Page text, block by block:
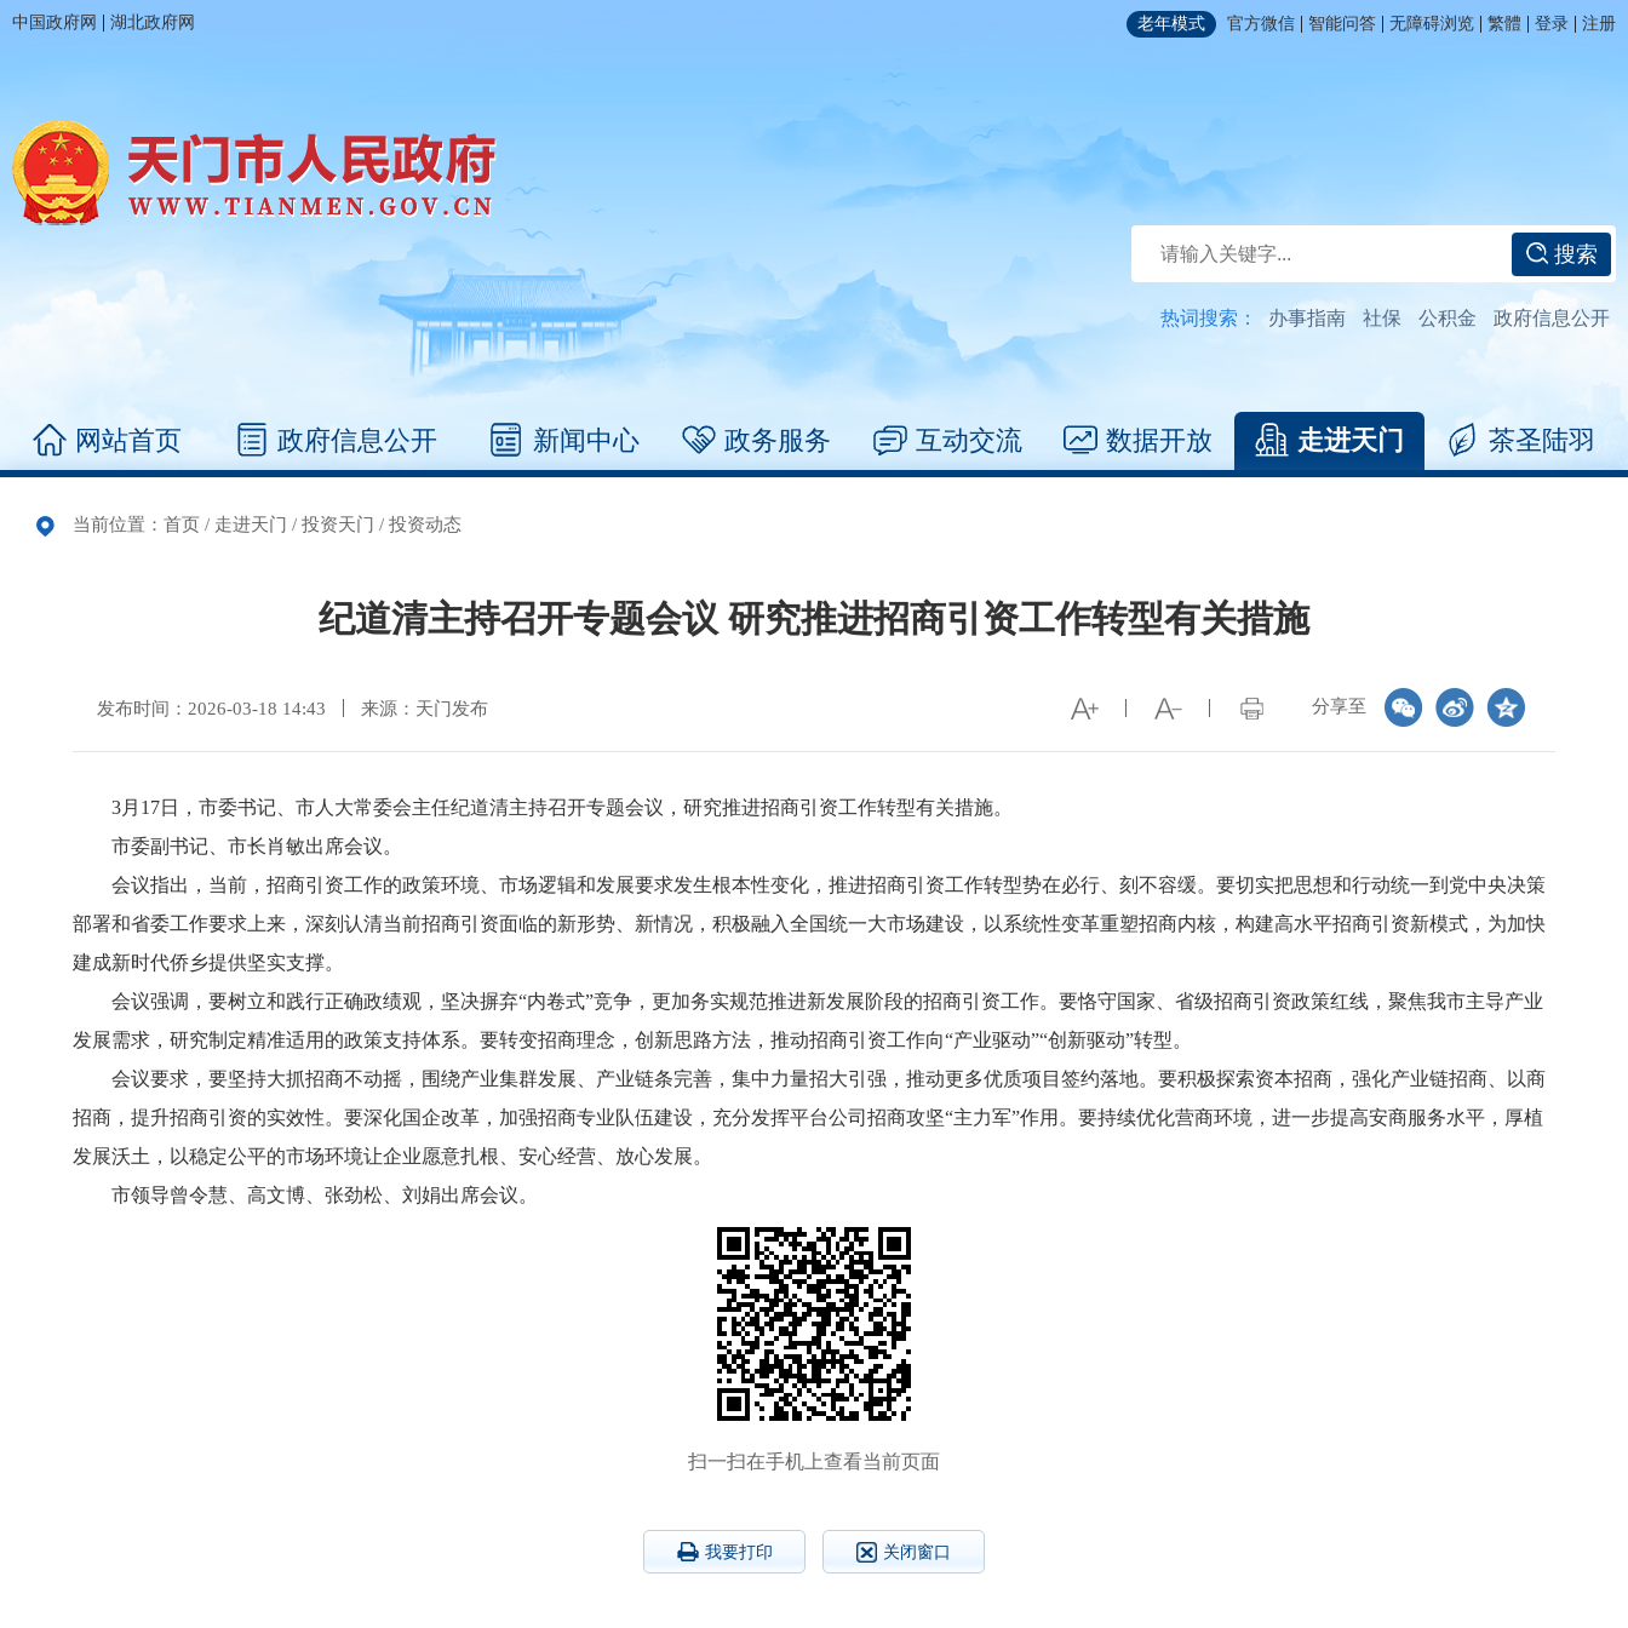
中国政府网 | 湖北政府网 老年模式 官方微信 | 智能问答 | 无障碍浏览 | 繁體 | 登录 | 注册
搜索
热词搜索： 办事指南 社保 公积金 政府信息公开
网站首页 政府信息公开 新闻中心 政务服务 互动交流 数据开放 走进天门 茶圣陆羽
当前位置： 首页 / 走进天门 / 投资天门 / 投资动态
纪道清主持召开专题会议 研究推进招商引资工作转型有关措施
分享至
发布时间：2026-03-18 14:43 来源：天门发布
3月17日，市委书记、市人大常委会主任纪道清主持召开专题会议，研究推进招商引资工作转型有关措施。
市委副书记、市长肖敏出席会议。
会议指出，当前，招商引资工作的政策环境、市场逻辑和发展要求发生根本性变化，推进招商引资工作转型势在必行、刻不容缓。要切实把思想和行动统一到党中央决策
部署和省委工作要求上来，深刻认清当前招商引资面临的新形势、新情况，积极融入全国统一大市场建设，以系统性变革重塑招商内核，构建高水平招商引资新模式，为加快
建成新时代侨乡提供坚实支撑。
会议强调，要树立和践行正确政绩观，坚决摒弃“内卷式”竞争，更加务实规范推进新发展阶段的招商引资工作。要恪守国家、省级招商引资政策红线，聚焦我市主导产业
发展需求，研究制定精准适用的政策支持体系。要转变招商理念，创新思路方法，推动招商引资工作向“产业驱动”“创新驱动”转型。
会议要求，要坚持大抓招商不动摇，围绕产业集群发展、产业链条完善，集中力量招大引强，推动更多优质项目签约落地。要积极探索资本招商，强化产业链招商、以商
招商，提升招商引资的实效性。要深化国企改革，加强招商专业队伍建设，充分发挥平台公司招商攻坚“主力军”作用。要持续优化营商环境，进一步提高安商服务水平，厚植
发展沃土，以稳定公平的市场环境让企业愿意扎根、安心经营、放心发展。
市领导曾令慧、高文博、张劲松、刘娟出席会议。
扫一扫在手机上查看当前页面
我要打印 关闭窗口